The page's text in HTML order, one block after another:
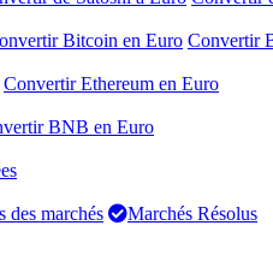
Bitcoin en Euro Convertir
Convertir Ethereum en Euro
BNB en Euro
des marchés
Marchés Résolus